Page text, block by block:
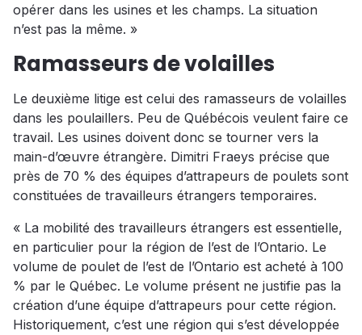
opérer dans les usines et les champs. La situation
n’est pas la même. »
Ramasseurs de volailles
Le deuxième litige est celui des ramasseurs de volailles
dans les poulaillers. Peu de Québécois veulent faire ce
travail. Les usines doivent donc se tourner vers la
main-d’œuvre étrangère. Dimitri Fraeys précise que
près de 70 % des équipes d’attrapeurs de poulets sont
constituées de travailleurs étrangers temporaires.
« La mobilité des travailleurs étrangers est essentielle,
en particulier pour la région de l’est de l’Ontario. Le
volume de poulet de l’est de l’Ontario est acheté à 100
% par le Québec. Le volume présent ne justifie pas la
création d’une équipe d’attrapeurs pour cette région.
Historiquement, c’est une région qui s’est développée